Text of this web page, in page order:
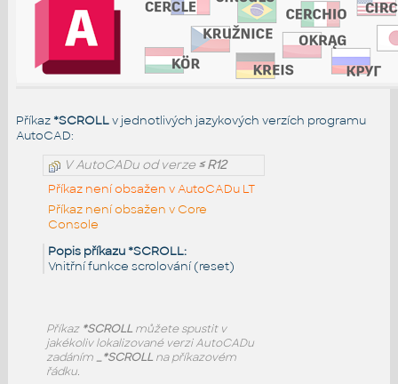
Příkaz *SCROLLv jednotlivých jazykových verzích programu
AutoCAD:
V AutoCADu od verze≤ R12
Příkaz není obsažen v AutoCADu LT
Příkaz není obsažen v Core
Console
Popis příkazu *SCROLL:
Vnitřní funkce scrolování (reset)
Příkaz *SCROLLmůžete spustit v
jakékoliv lokalizované verzi AutoCADu
zadáním _*SCROLLna příkazovém
řádku.